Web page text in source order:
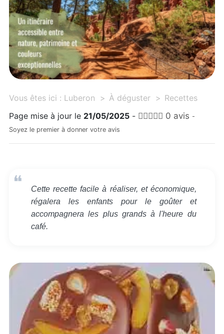
Vous êtes ici : Luberon À déguster
Recettes
Page mise à jour le 21/05/2025- 0 avis -
Soyez le premier à donner votre avis
Cette recette facile à réaliser, et économique,
régalera les enfants pour le goûter et
accompagnera les plus grands à l'heure du
café.